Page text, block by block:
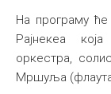
На програму
Рајнекеа
оркестра,
Мршуља